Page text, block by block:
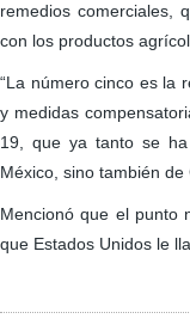
remedios comerciales,
con los productos
“La número cinco es la
y medidas
19, que ya tanto se
México, sino también de
Mencionó que el punto
que Estados Unidos le